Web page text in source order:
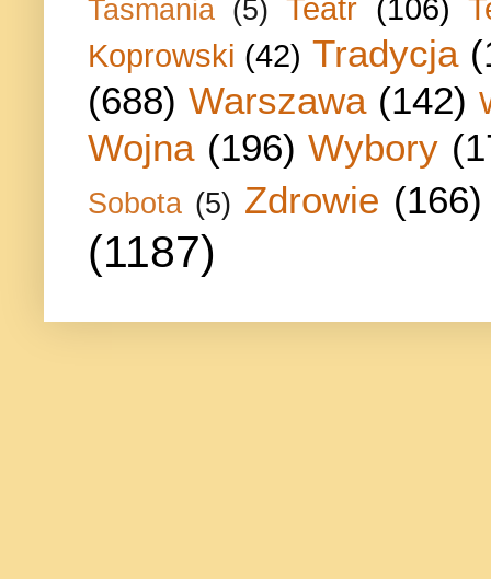
Tasmania (5) Teatr (106)
Koprowski (42) Tradycja
(688) Warszawa (142)
Wojna (196) Wybory
Sobota (5) Zdrowie (166)
(1187)